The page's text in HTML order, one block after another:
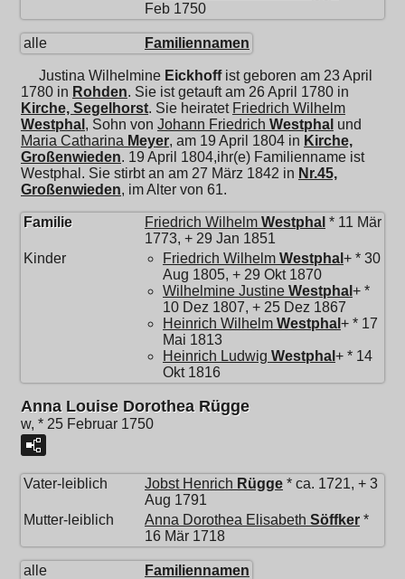
Feb 1750
alle Familiennamen
Justina Wilhelmine Eickhoffist geboren am 23 April
1780 in Rohden. Sie ist getauft am 26 April 1780 in
Kirche, Segelhorst. Sie heiratet Friedrich Wilhelm
Westphal , Sohn von Johann Friedrich Westphal und
Maria Catharina Meyer, am 19 April 1804 in Kirche,
Großenwieden. 19 April 1804,ihr(e) Familienname ist
Westphal. Sie stirbt an am 27 März 1842 in Nr.45,
Großenwieden, im Alter von 61.
Familie Friedrich Wilhelm Westphal * 11 Mär
1773, + 29 Jan 1851
Kinder
Friedrich Wilhelm Westphal + * 30
Aug 1805, + 29 Okt 1870
Wilhelmine Justine Westphal + *
10 Dez 1807, + 25 Dez 1867
Heinrich Wilhelm Westphal + * 17
Mai 1813
Heinrich Ludwig Westphal + * 14
Okt 1816
Anna Louise Dorothea Rügge
w, * 25 Februar 1750
Vater-leiblich Jobst Henrich Rügge * ca. 1721, + 3
Aug 1791
Mutter-leiblich
Anna Dorothea Elisabeth Söffker *
16 Mär 1718
alle Familiennamen